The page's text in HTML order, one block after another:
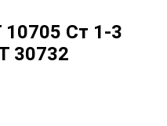
Ст 1-3
30732